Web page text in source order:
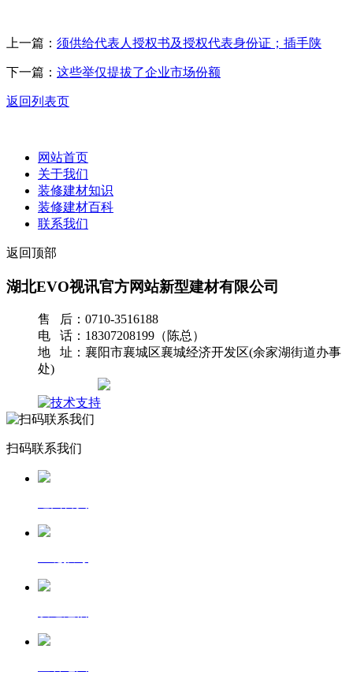
上一篇： 须供给代表人授权书及授权代表身份证；插手陕
下一篇： 这些举仅提拔了企业市场份额
返回列表页
网站首页
关于我们
装修建材知识
装修建材百科
联系我们
返回顶部
湖北EVO视讯官方网站新型建材有限公司
售 后：0710-3516188
电 话：18307208199（陈总）
地 址：襄阳市襄城区襄城经济开发区(余家湖街道办事
处)
扫码联系我们